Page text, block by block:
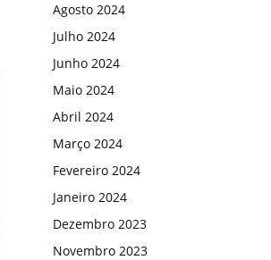
Agosto 2024
Julho 2024
Junho 2024
Maio 2024
Abril 2024
Março 2024
Fevereiro 2024
Janeiro 2024
Dezembro 2023
Novembro 2023